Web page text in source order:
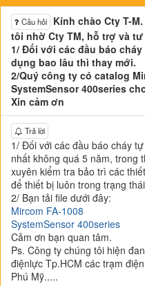
Câu hỏi
Kính chào Cty T-
tôi nhờ Cty TM, hỗ trợ và
1/ Đối với các đầu báo
dụng bao lâu thì thay mới.
2/Quý công ty có catalog
SystemSensor 400series
Xin cảm ơn
Trả lời
1/ Đối với các đầu báo cháy
nhất không quá 5 năm, trong
xuyên kiểm tra bảo trì các
để thiết bị luôn trong trạng
2/ Bạn tải file dưới đây:
Mircom FA-1008
SystemSensor 400series
Cảm ơn bạn quan tâm.
Ps. Công ty chúng tôi hiện
điệnlực Tp.HCM các trạm
Phú Mỹ.....